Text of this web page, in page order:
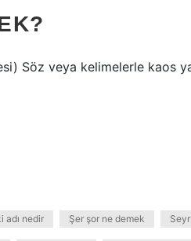
Söz veya kelimelerle kaos
adı nedir Şer şor ne demek